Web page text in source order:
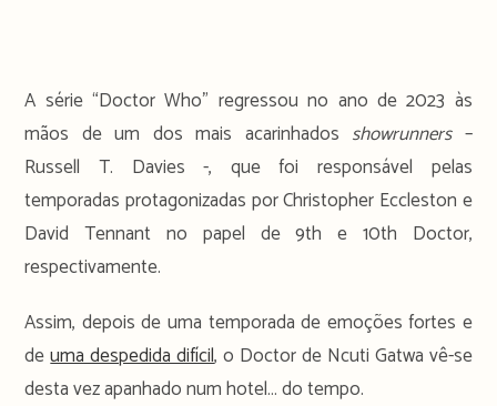
A série “Doctor Who” regressou no ano de 2023 às
mãos de um dos mais acarinhados showrunners–
Russell T. Davies -, que foi responsável pelas
temporadas protagonizadas por Christopher Eccleston e
David Tennant no papel de 9th e 10th Doctor,
respectivamente.
Assim, depois de uma temporada de emoções fortes e
deuma despedida difícil, o Doctor de Ncuti Gatwa vê-se
desta vez apanhado num hotel… do tempo.